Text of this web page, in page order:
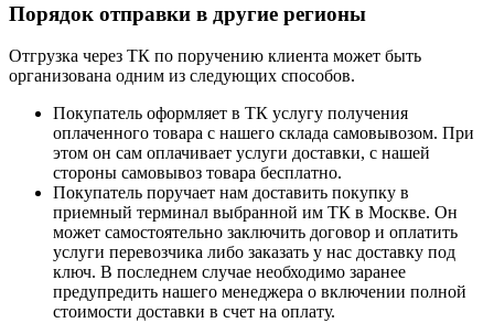
Порядок отправки в другие регионы
Отгрузка через ТК по поручению клиента может быть
организована одним из следующих способов.
Покупатель оформляет в ТК услугу получения
оплаченного товара с нашего склада самовывозом. При
этом он сам оплачивает услуги доставки, с нашей
стороны самовывоз товара бесплатно.
Покупатель поручает нам доставить покупку в
приемный терминал выбранной им ТК в Москве. Он
может самостоятельно заключить договор и оплатить
услуги перевозчика либо заказать у нас доставку под
ключ. В последнем случае необходимо заранее
предупредить нашего менеджера о включении полной
стоимости доставки в счет на оплату.